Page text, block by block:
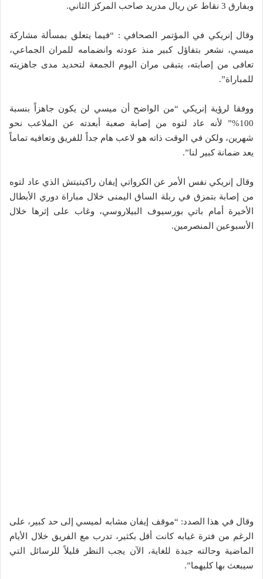
وبفارق 3 نقاط عن ريال مدريد صاحب المركز الثاني.
وقال إنريكي في المؤتمر الصحافي : “فيما يتعلق بمسألة مشاركة
ميسي، نشعر بتفاؤل كبير منذ عودته وانضمامه للمران الجماعي،
تعافى من إصابته، يتبقى مران اليوم الجمعة لتحديد مدى جاهزيته
للمباراة”.
ووفقا لرؤية إنريكي “من الواضح أن ميسي لن يكون جاهزاً بنسبة
100%” لأنه عاد لتوه من إصابة صعبة أبعدته عن الملاعب نحو
شهرين، ولكن في الوقت ذاته هو لاعب هام جداً للفريق وتعافيه تماماً
يعد ضمانة كبير لنا”.
وقال إنريكي نفس الأمر عن الكرواتي إيفان راكيتيتش الذي عاد لتوه
من إصابة بتمزق في ربلة الساق اليمنى خلال مباراة دوري الأبطال
الأخيرة أمام باتي بورسيوف البيلاروسي، وغاب على إثرها خلال
الأسبوعين المنصرمين.
وقال في هذا الصدد: “موقف إيفان مشابه لميسي إلى حد كبير، على
الرغم من فترة غيابه كانت أقل بكثير، تدرب مع الفريق خلال الأيام
الماضية وحالته جيدة للغاية، الآن يجب النظر قليلاً للرسائل التي
سيبعث بها كليهما”.